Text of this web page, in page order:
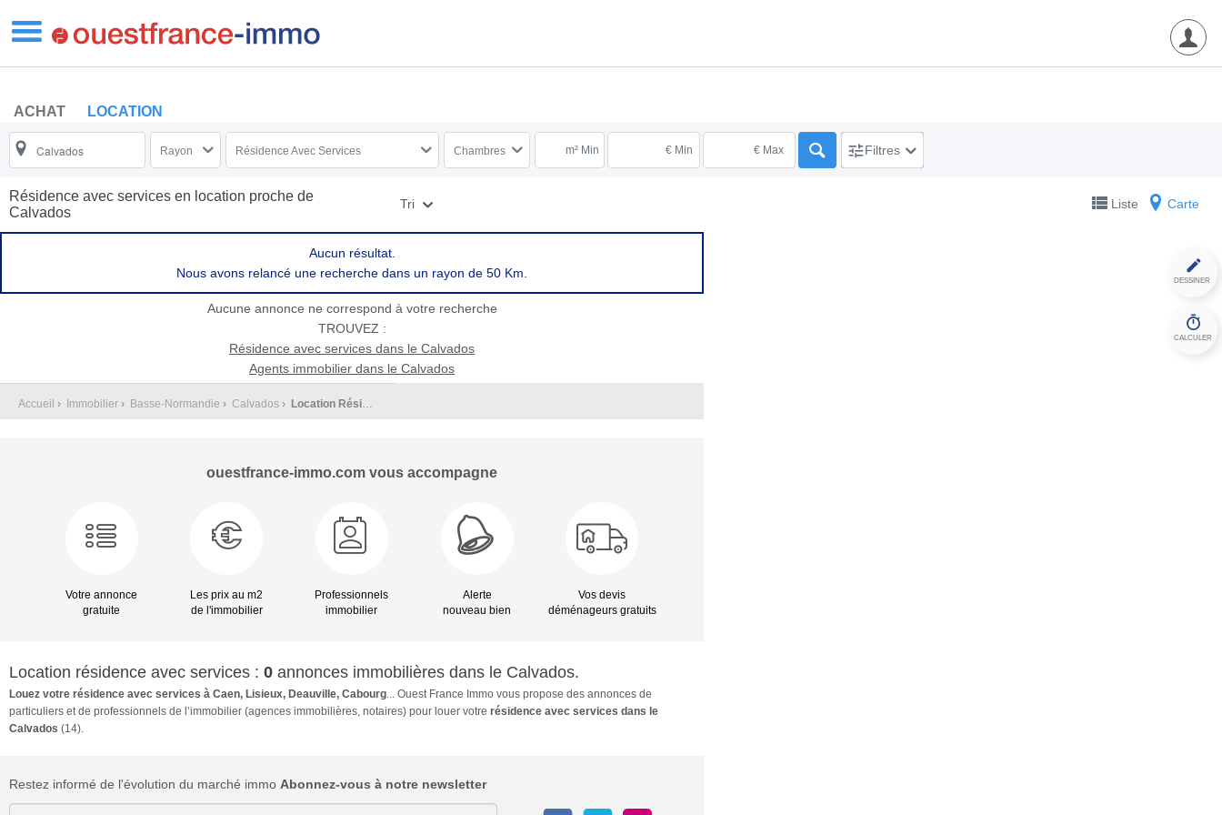
ACHAT LOCATION
Rayon Résidence Avec Services Chambres m² Min € Min € Max Filtres
Résidence avec services en location proche de
Calvados
Tri Liste Carte
DESSINER
CALCULER
Aucun résultat.
Nous avons relancé une recherche dans un rayon de 50 Km.
Aucune annonce ne correspond à votre recherche
TROUVEZ :
Résidence avec services dans le Calvados
Agents immobilier dans le Calvados
Accueil › Immobilier › Basse-Normandie › Calvados › Location Résidence avec services
ouestfrance-immo.com vous accompagne
Votre annonce
gratuite
Les prix au m2
de l'immobilier
Professionnels
immobilier
Alerte
nouveau bien
Vos devis
déménageurs gratuits
Location résidence avec services : 0 annonces immobilières dans le Calvados.
Louez votre résidence avec services à Caen, Lisieux, Deauville, Cabourg... Ouest France Immo vous propose des annonces de
particuliers et de professionnels de l’immobilier (agences immobilières, notaires) pour louer votre résidence avec services dans le
Calvados (14).
Restez informé de l'évolution du marché immo Abonnez-vous à notre newsletter